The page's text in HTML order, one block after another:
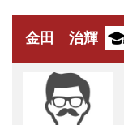
金田 治輝